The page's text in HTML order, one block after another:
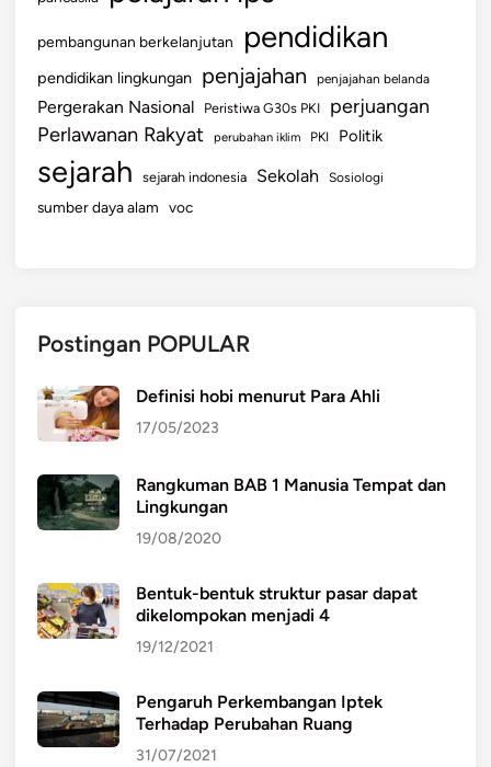
pembangunan berkelanjutan pendidikan
pendidikan lingkungan penjajahan penjajahan belanda
Pergerakan Nasional Peristiwa G30s PKI perjuangan
Perlawanan Rakyat perubahan iklim PKI Politik
sejarah sejarah indonesia Sekolah Sosiologi
sumber daya alam voc
Postingan POPULAR
Definisi hobi menurut Para Ahli
17/05/2023
Rangkuman BAB 1 Manusia Tempat dan
Lingkungan
19/08/2020
Bentuk-bentuk struktur pasar dapat
dikelompokan menjadi 4
19/12/2021
Pengaruh Perkembangan Iptek
Terhadap Perubahan Ruang
31/07/2021